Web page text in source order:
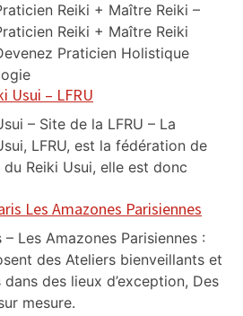
Reiki + Maître Reiki –
Reiki + Maître Reiki
Praticien Holistique
Usui – LFRU
– Site de la LFRU – La
LFRU, est la fédération de
Reiki Usui, elle est donc
Les Amazones Parisiennes
Les Amazones Parisiennes :
des Ateliers bienveillants et
des lieux d’exception, Des
mesure.